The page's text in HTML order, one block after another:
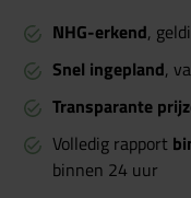
NHG-erkend,
Snel ingepland,
Transparante
Volledig rapport
binnen 24 uur